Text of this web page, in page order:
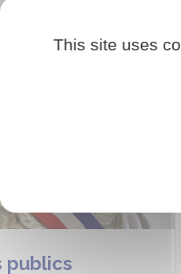
publics
This site uses